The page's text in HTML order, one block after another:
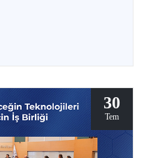
30
Tem